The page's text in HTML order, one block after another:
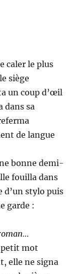
caler le plus
siège
un coup d’œil
dans sa
de langue
bonne demi-
fouilla dans
d’un stylo puis
garde :
petit mot
elle ne signa